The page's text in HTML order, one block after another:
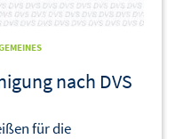
nach DVS
für die